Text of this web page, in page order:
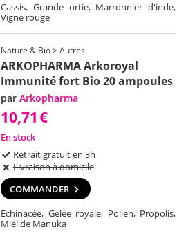
Cassis, Grande ortie, Marronnier d'inde,
Vigne rouge
Nature & Bio > Autres
ARKOPHARMA Arkoroyal
Immunité fort Bio 20 ampoules
parArkopharma
10,71€
En stock
Retrait gratuit en 3h
Livraison à domicile
COMMANDER
Echinacée, Gelée royale, Pollen, Propolis,
Miel de Manuka